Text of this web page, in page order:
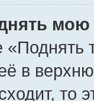
мою
в
то